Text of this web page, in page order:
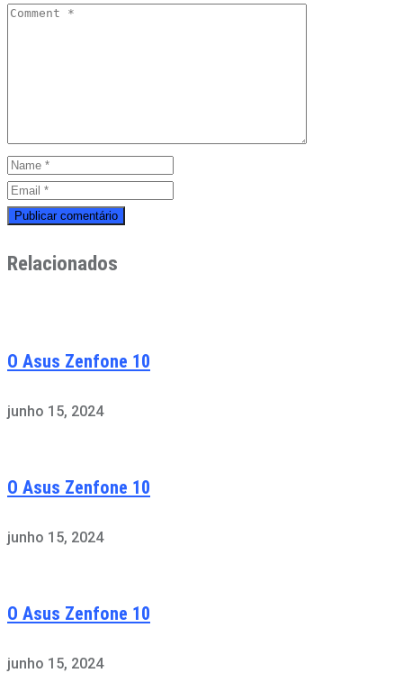
Relacionados
O Asus Zenfone 10
junho 15, 2024
O Asus Zenfone 10
junho 15, 2024
O Asus Zenfone 10
junho 15, 2024